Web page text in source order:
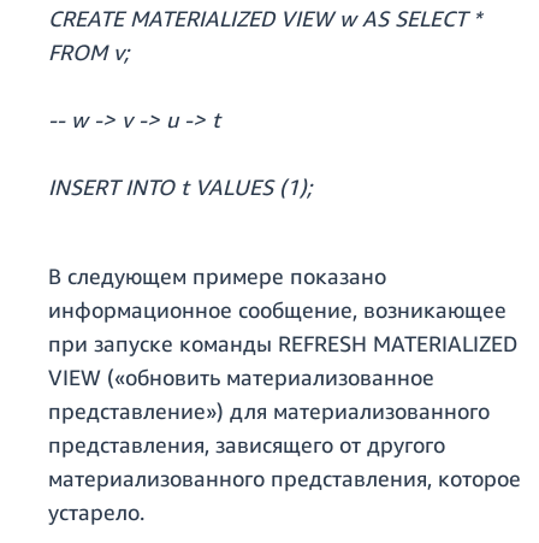
CREATE MATERIALIZED VIEW w AS SELECT *
FROM v;
-- w -> v -> u -> t
INSERT INTO t VALUES (1);
В следующем примере показано
информационное сообщение, возникающее
при запуске команды REFRESH MATERIALIZED
VIEW («обновить материализованное
представление») для материализованного
представления, зависящего от другого
материализованного представления, которое
устарело.